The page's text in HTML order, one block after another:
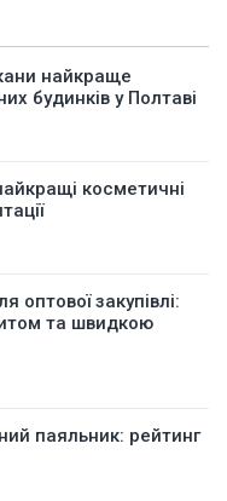
найкраще
будинків у Полтаві
косметичні
оптової закупівлі:
та швидкою
паяльник: рейтинг